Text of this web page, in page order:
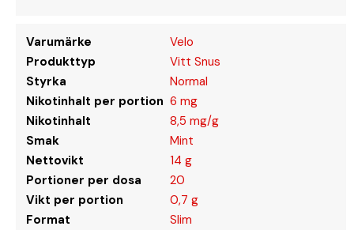
Varumärke
Velo
Produkttyp
Vitt Snus
Styrka
Normal
Nikotinhalt per portion 6 mg
Nikotinhalt
8,5 mg/g
Smak
Mint
Nettovikt
14 g
Portioner per dosa
20
Vikt per portion
0,7 g
Format
Slim